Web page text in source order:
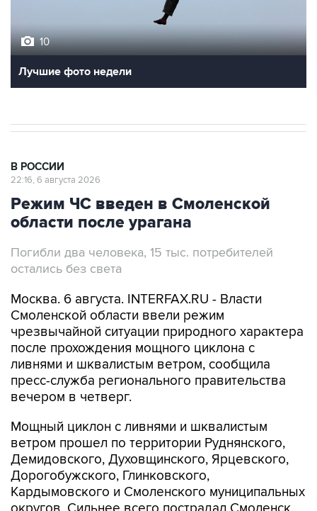
10
Лучшие фото недели
В РОССИИ
22:16, 6 августа 2026
Режим ЧС введен в Смоленской
области после урагана
Погибли два человека, 15 тыс. потребителей
остались без света
Москва. 6 августа. INTERFAX.RU - Власти
Смоленской области ввели режим
чрезвычайной ситуации природного характера
после прохождения мощного циклона с
ливнями и шквалистым ветром, сообщила
пресс-служба регионального правительства
вечером в четверг.
Мощный циклон с ливнями и шквалистым
ветром прошел по территории Руднянского,
Демидовского, Духовщинского, Ярцевского,
Дорогобужского, Глинковского,
Кардымовского и Смоленского муниципальных